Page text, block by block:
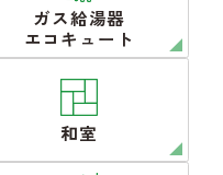
ガス給湯器
エコキュート
和室